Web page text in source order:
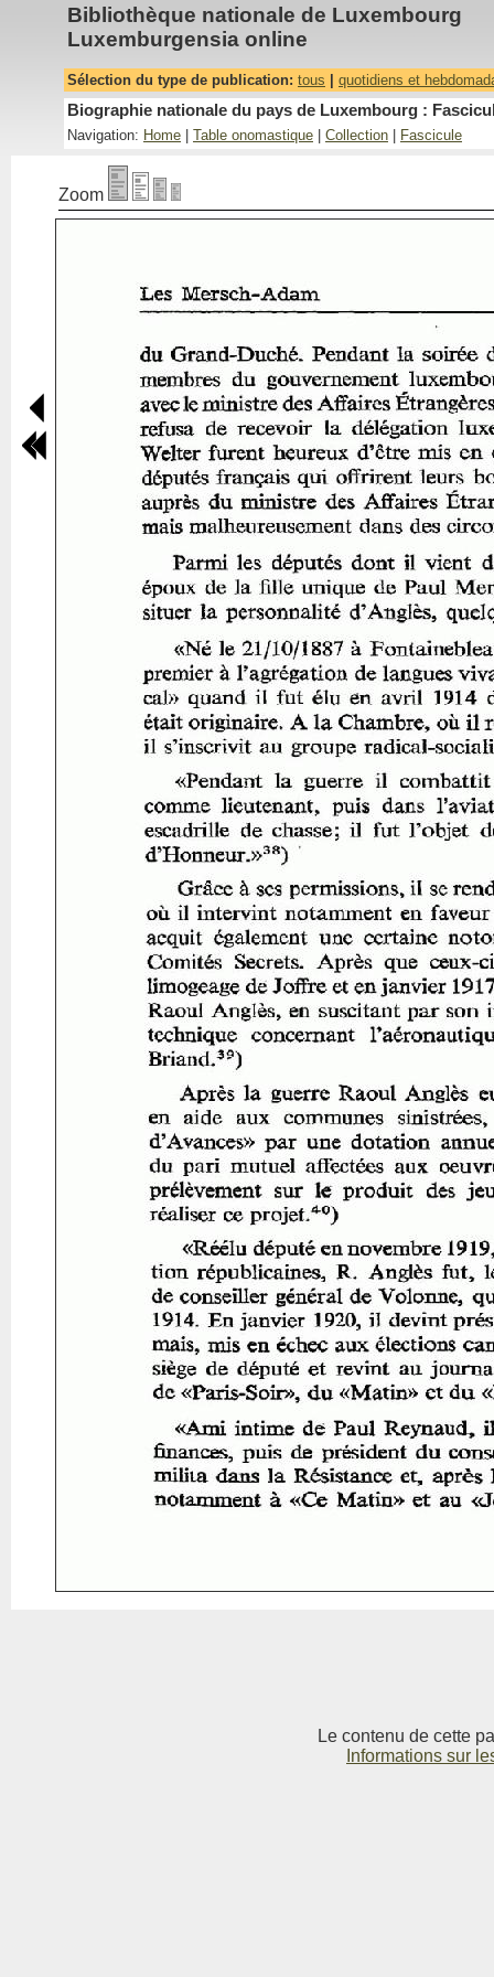
Bibliothèque nationale de Luxembourg
Luxemburgensia online
Sélection du type de publication: tous quotidiens et
Biographie nationale du pays de Luxembourg :
Navigation: Home Table onomastique Collection Fascicule
Zoom
Le contenu de cette
Informations sur